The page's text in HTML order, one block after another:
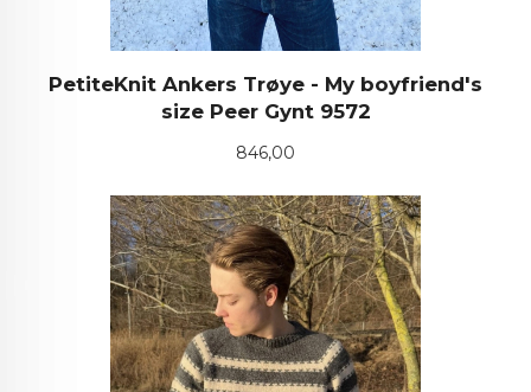
PetiteKnit Ankers Trøye - My boyfriend's
size Peer Gynt 9572
Pris
846,00